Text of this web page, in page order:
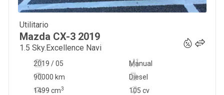
Utilitario
Mazda CX-3 2019
1.5 Sky.Excellence Navi
2019 / 05
Manual
90000 km
105 cv
Diesel
1499 cm3